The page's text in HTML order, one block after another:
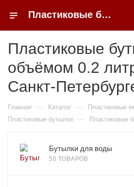
Пластиковые бутылки 0.2 литров недорого в Санкт-Петербурге | 0FFER
Пластиковые
объёмом 0.2
Санкт-
Главная — Каталог — Пластиковые
Пластиковые бутылки — Пластиковые
Бутылки для воды
50 ТОВАРОВ